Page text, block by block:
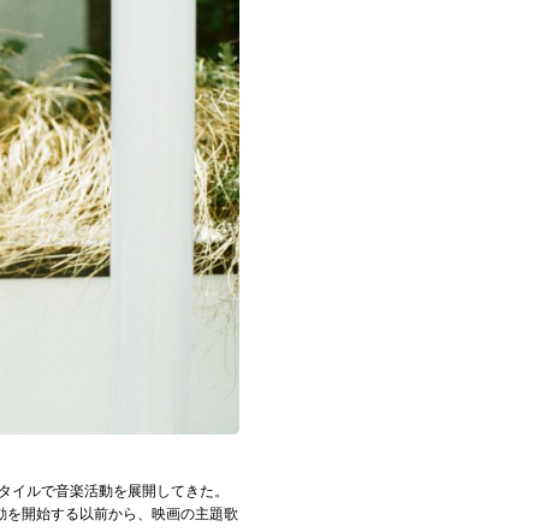
ルで音楽活動を展開してきた。
開始する以前から、映画の主題歌